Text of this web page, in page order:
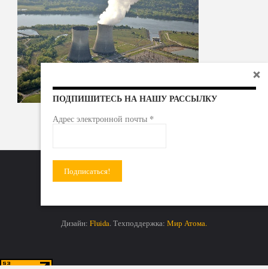
Дизайн: Fluida. Техподдержка: Мир Атома.
ПОДПИШИТЕСЬ НА НАШУ РАССЫЛКУ
Адрес электронной почты *